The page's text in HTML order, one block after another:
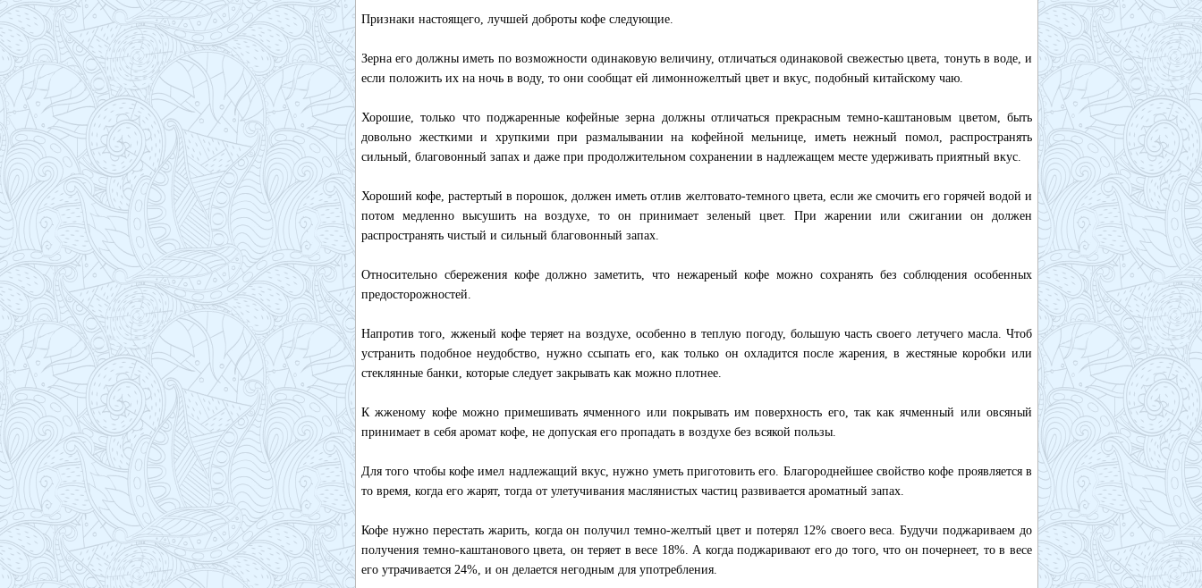
Признаки настоящего, лучшей доброты кофе следующие.
Зерна его должны иметь по возможности одинаковую величину, отличаться одинаковой свежестью цвета, тонуть в воде, и
если положить их на ночь в воду, то они сообщат ей лимонножелтый цвет и вкус, подобный китайскому чаю.
Хорошие, только что поджаренные кофейные зерна должны отличаться прекрасным темно-каштановым цветом, быть
довольно жесткими и хрупкими при размалывании на кофейной мельнице, иметь нежный помол, распространять
сильный, благовонный запах и даже при продолжительном сохранении в надлежащем месте удерживать приятный вкус.
Хороший кофе, растертый в порошок, должен иметь отлив желтовато-темного цвета, если же смочить его горячей водой и
потом медленно высушить на воздухе, то он принимает зеленый цвет. При жарении или сжигании он должен
распространять чистый и сильный благовонный запах.
Относительно сбережения кофе должно заметить, что нежареный кофе можно сохранять без соблюдения особенных
предосторожностей.
Напротив того, жженый кофе теряет на воздухе, особенно в теплую погоду, большую часть своего летучего масла. Чтоб
устранить подобное неудобство, нужно ссыпать его, как только он охладится после жарения, в жестяные коробки или
стеклянные банки, которые следует закрывать как можно плотнее.
К жженому кофе можно примешивать ячменного или покрывать им поверхность его, так как ячменный или овсяный
принимает в себя аромат кофе, не допуская его пропадать в воздухе без всякой пользы.
Для того чтобы кофе имел надлежащий вкус, нужно уметь приготовить его. Благороднейшее свойство кофе проявляется в
то время, когда его жарят, тогда от улетучивания маслянистых частиц развивается ароматный запах.
Кофе нужно перестать жарить, когда он получил темно-желтый цвет и потерял 12% своего веса. Будучи поджариваем до
получения темно-каштанового цвета, он теряет в весе 18%. А когда поджаривают его до того, что он почернеет, то в весе
его утрачивается 24%, и он делается негодным для употребления.